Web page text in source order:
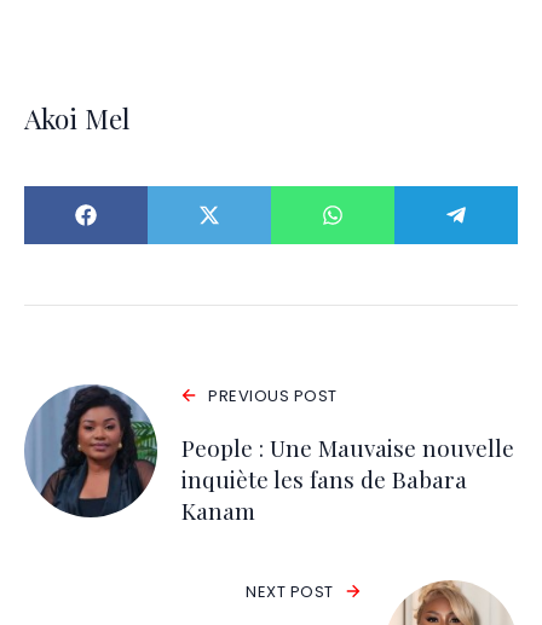
Akoi Mel
PREVIOUS POST
People : Une Mauvaise nouvelle
inquiète les fans de Babara
Kanam
NEXT POST